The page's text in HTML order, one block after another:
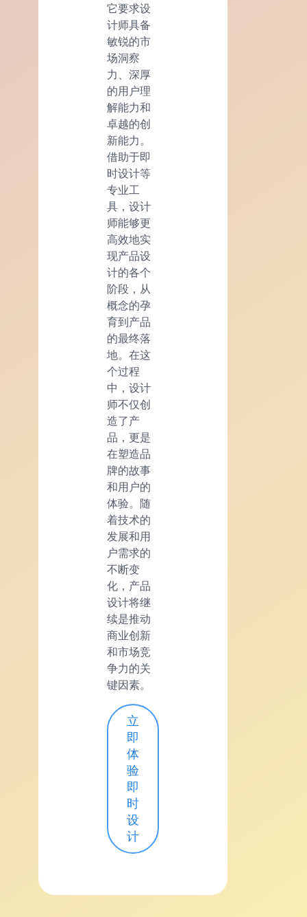
它要求设
计师具备
敏锐的市
场洞察
力、深厚
的用户理
解能力和
卓越的创
新能力。
借助于即
时设计等
专业工
具，设计
师能够更
高效地实
现产品设
计的各个
阶段，从
概念的孕
育到产品
的最终落
地。在这
个过程
中，设计
师不仅创
造了产
品，更是
在塑造品
牌的故事
和用户的
体验。随
着技术的
发展和用
户需求的
不断变
化，产品
设计将继
续是推动
商业创新
和市场竞
争力的关
键因素。
立
即
体
验
即
时
设
计